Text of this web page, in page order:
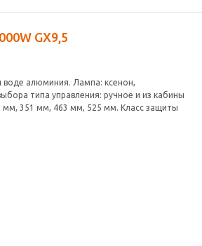
GX9,5
воде алюминия. Лампа: ксенон,
типа управления: ручное и из кабины
мм, 351 мм, 463 мм, 525 мм. Класс защиты